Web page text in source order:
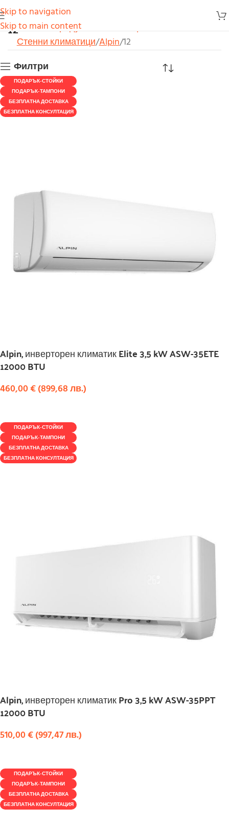
Skip to navigation
Skip to main content
12Начало Продукти
Климатици
Стенни климатици Alpin 12
Филтри
ПОДАРЪК-СТОЙКИ
ПОДАРЪК-ТАМПОНИ
БЕЗПЛАТНА ДОСТАВКА
БЕЗПЛАТНА КОНСУЛТАЦИЯ
Alpin, инверторен климатик Elite 3,5 kW ASW-35ETE
12000 BTU
460,00€(899,68лв.)
ПОДАРЪК-СТОЙКИ
ПОДАРЪК-ТАМПОНИ
БЕЗПЛАТНА ДОСТАВКА
БЕЗПЛАТНА КОНСУЛТАЦИЯ
Alpin, инверторен климатик Pro 3,5 kW ASW-35PPT
12000 BTU
510,00€(997,47лв.)
ПОДАРЪК-СТОЙКИ
ПОДАРЪК-ТАМПОНИ
БЕЗПЛАТНА ДОСТАВКА
БЕЗПЛАТНА КОНСУЛТАЦИЯ